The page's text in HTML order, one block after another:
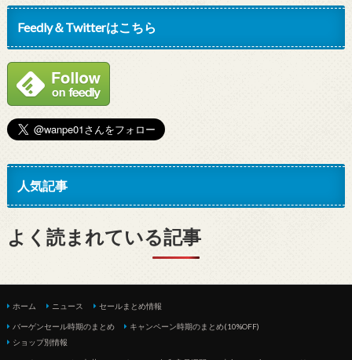
Feedly＆Twitterはこちら
人気記事
よく読まれている記事
ホーム ニュース セールまとめ情報
バーゲンセール時期のまとめ
キャンペーン時期のまとめ(10%OFF)
ショップ別情報